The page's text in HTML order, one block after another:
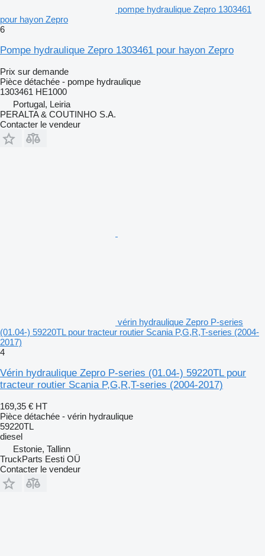
pompe hydraulique Zepro 1303461
pour hayon Zepro
6
Pompe hydraulique Zepro 1303461 pour hayon Zepro
Prix sur demande
Pièce détachée - pompe hydraulique
1303461 HE1000
Portugal, Leiria
PERALTA & COUTINHO S.A.
Contacter le vendeur
vérin hydraulique Zepro P-series
(01.04-) 59220TL pour tracteur routier Scania P,G,R,T-series (2004-
2017)
4
Vérin hydraulique Zepro P-series (01.04-) 59220TL pour
tracteur routier Scania P,G,R,T-series (2004-2017)
169,35 € HT
Pièce détachée - vérin hydraulique
59220TL
diesel
Estonie, Tallinn
TruckParts Eesti OÜ
Contacter le vendeur